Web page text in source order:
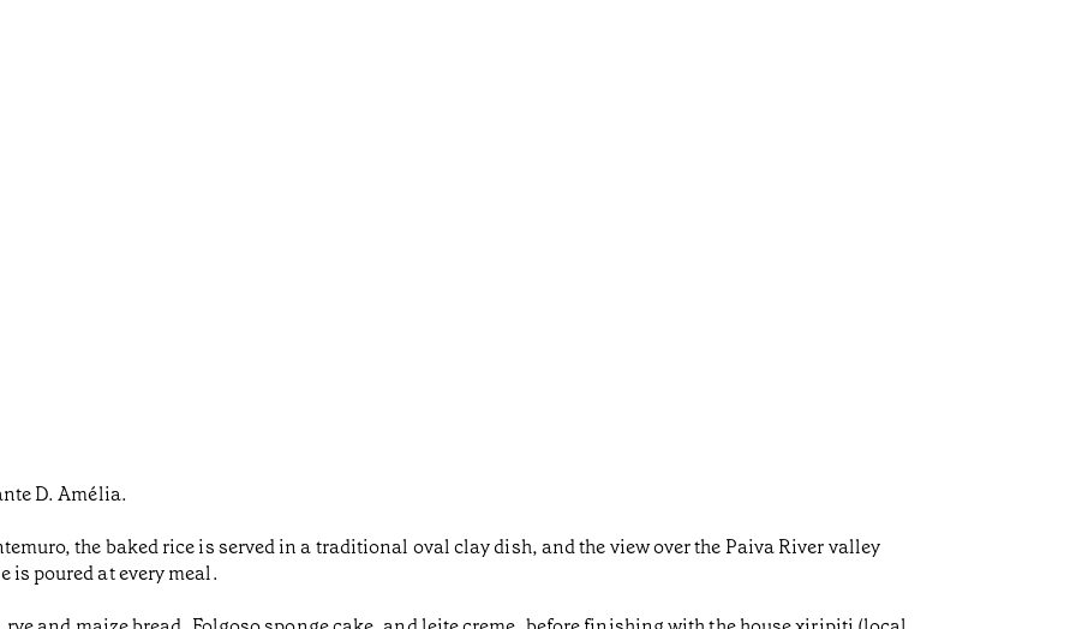
D. Amélia.
the baked rice is served in a traditional oval clay dish, and the view over the Paiva River valley
is poured at every meal.